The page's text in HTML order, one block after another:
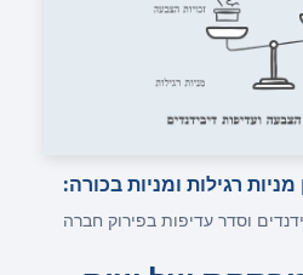
רגילות ומניות בכורה:
וסדר עדיפות בפירוק חברה